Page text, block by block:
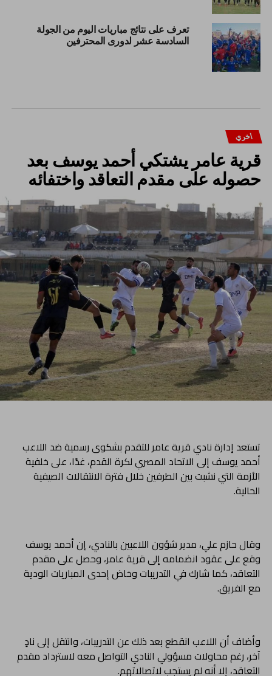
تعرف على نتائج مباريات اليوم من الجولة
السادسة عشر لدورى المحترفين
اخري
قرية عامر يشتكي أحمد يوسف بعد
حصوله على مقدم التعاقد واختفائه
تستعد إدارة نادي قرية عامر للتقدم بشكوى رسمية ضد اللاعب
أحمد يوسف إلى الاتحاد المصري لكرة القدم، غدًا، على خلفية
الأزمة التي نشبت بين الطرفين خلال فترة الانتقالات الصيفية
الحالية.
وقال حازم علي، مدير شؤون اللاعبين بالنادي، إن أحمد يوسف
وقع على عقود انضمامه إلى قرية عامر، وحصل على مقدم
التعاقد، كما شارك في التدريبات وخاض إحدى المباريات الودية
مع الفريق.
وأضاف أن اللاعب انقطع بعد ذلك عن التدريبات، وانتقل إلى نادٍ
آخر، رغم محاولات مسؤولي النادي التواصل معه لاسترداد مقدم
التعاقد، إلا أنه لم يستجب لاتصالاتهم.